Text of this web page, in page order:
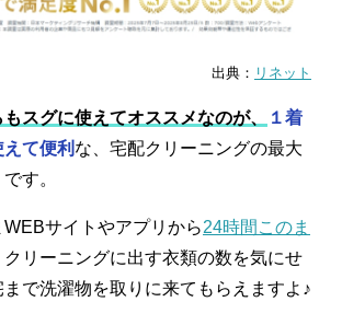
出典： リネット
スグに使えてオススメなのが、
１着
て便利 な、宅配クリーニングの最大
です。
サイトやアプリから24時間このま
クリーニングに出す衣類の数を気にせ
まで洗濯物を取りに来てもらえますよ♪